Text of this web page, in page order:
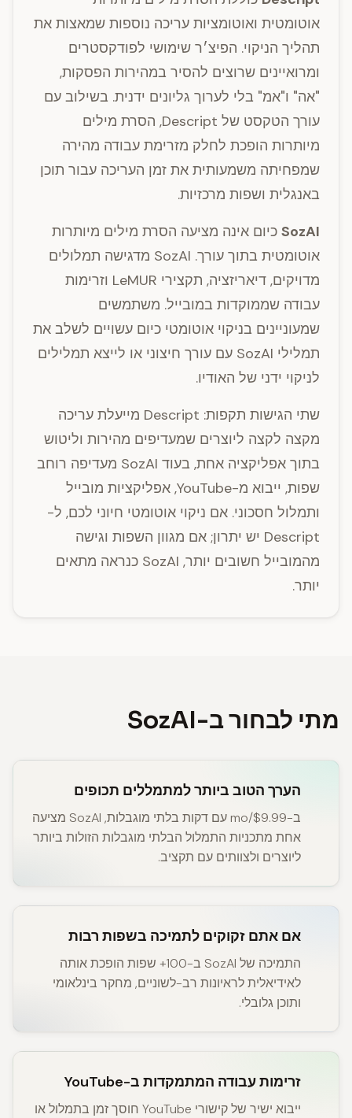
אוטומטית ואוטומציות עריכה נוספות שמאצות את
תהליך הניקוי. הפיצ׳ר שימושי לפודקסטרים
ומרואיינים שרוצים להסיר במהירות הפסקות,
"אה" ו"אמ" בלי לערוך גליונים ידנית. בשילוב עם
עורך הטקסט של Descript, הסרת מילים
מיותרות הופכת לחלק מזרימת עבודה מהירה
שמפחיתה משמעותית את זמן העריכה עבור תוכן
באנגלית ושפות מרכזיות.
SozAI כיום אינה מציעה הסרת מילים מיותרות
אוטומטית בתוך עורך. SozAI מדגישה תמלולים
מדויקים, דיאריזציה, תקצירי LeMUR וזרימות
עבודה שממוקדות במובייל. משתמשים
שמעוניינים בניקוי אוטומטי כיום עשויים לשלב את
תמלילי SozAI עם עורך חיצוני או לייצא תמלילים
לניקוי ידני של האודיו.
שתי הגישות תקפות: Descript מייעלת עריכה
מקצה לקצה ליוצרים שמעדיפים מהירות וליטוש
בתוך אפליקציה אחת, בעוד SozAI מעדיפה רוחב
שפות, ייבוא מ-YouTube, אפליקציות מובייל
ותמלול חסכוני. אם ניקוי אוטומטי חיוני לכם, ל-
Descript יש יתרון; אם מגוון השפות וגישה
מהמובייל חשובים יותר, SozAI כנראה מתאים
יותר.
מתי לבחור ב-SozAI
הערך הטוב ביותר למתמללים תכופים
ב-$9.99/mo עם דקות בלתי מוגבלות, SozAI מציעה
אחת מתכניות התמלול הבלתי מוגבלות הזולות ביותר
ליוצרים ולצוותים עם תקציב.
אם אתם זקוקים לתמיכה בשפות רבות
התמיכה של SozAI ב-100+ שפות הופכת אותה
לאידיאלית לראיונות רב-לשוניים, מחקר בינלאומי
ותוכן גלובלי.
זרימות עבודה המתמקדות ב-YouTube
ייבוא ישיר של קישורי YouTube חוסך זמן בתמלול או